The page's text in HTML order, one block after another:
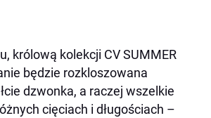
królową kolekcji CV SUMMER
będzie rozkloszowana
dzwonka, a raczej wszelkie
cięciach i długościach –